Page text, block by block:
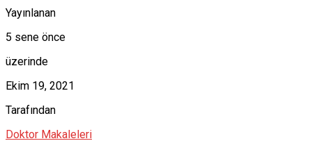
Yayınlanan
5 sene önce
üzerinde
Ekim 19, 2021
Tarafından
Doktor Makaleleri